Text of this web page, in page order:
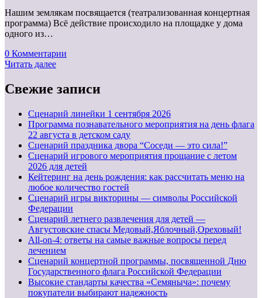
Нашим землякам посвящается (театрализованная концертная
программа) Всё действие происходило на площадке у дома
одного из…
0 Комментарии
Читать далее
Свежие записи
Cценарий линейки 1 сентября 2026
Программа познавательного мероприятия на день флага
22 августа в детском саду
Сценарий праздника двора “Соседи — это сила!”
Сценарий игрового мероприятия прощание с летом
2026 для детей
Кейтеринг на день рождения: как рассчитать меню на
любое количество гостей
Сценарий игры викторины — символы Российской
Федерации
Сценарий летнего развлечения для детей —
Августовские спасы Медовый,Яблочный,Ореховый!
All-on-4: ответы на самые важные вопросы перед
лечением
Сценарий концертной программы, посвященной Дню
Государственного флага Российской Федерации
Высокие стандарты качества «Семяныча»: почему
покупатели выбирают надежность